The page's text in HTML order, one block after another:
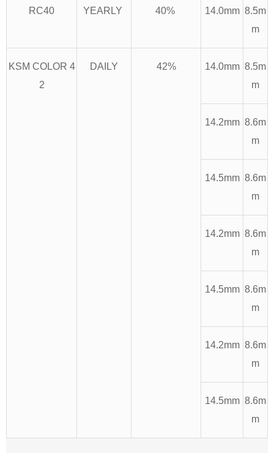
RC40 YEARLY 40% 14.0mm 8.5m
m
KSM COLOR 4
2
DAILY 42% 14.0mm 8.5m
m
14.2mm 8.6m
m
14.5mm 8.6m
m
14.2mm 8.6m
m
14.5mm 8.6m
m
14.2mm 8.6m
m
14.5mm 8.6m
m